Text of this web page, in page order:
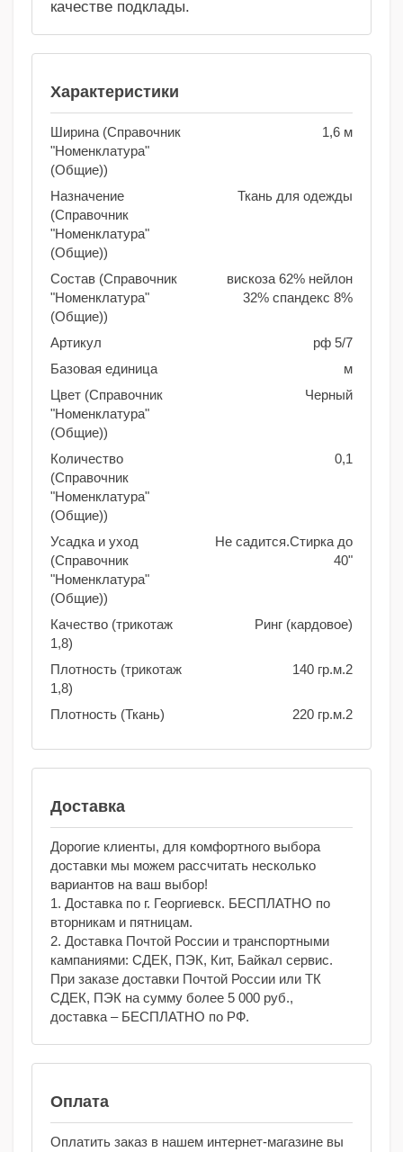
качестве подклады.
Характеристики
Ширина (Справочник
"Номенклатура"
(Общие))
1,6 м
Назначение
(Справочник
"Номенклатура"
(Общие))
Ткань для одежды
Состав (Справочник
"Номенклатура"
(Общие))
вискоза 62% нейлон
32% спандекс 8%
Артикул
рф 5/7
Базовая единица
м
Цвет (Справочник
"Номенклатура"
(Общие))
Черный
Количество
(Справочник
"Номенклатура"
(Общие))
0,1
Усадка и уход
(Справочник
"Номенклатура"
(Общие))
Не садится.Стирка до
40"
Качество (трикотаж
1,8)
Ринг (кардовое)
Плотность (трикотаж
1,8)
140 гр.м.2
Плотность (Ткань) 220 гр.м.2
Доставка
Дорогие клиенты, для комфортного выбора
доставки мы можем рассчитать несколько
вариантов на ваш выбор!
1. Доставка по г. Георгиевск. БЕСПЛАТНО по
вторникам и пятницам.
2. Доставка Почтой России и транспортными
кампаниями: СДЕК, ПЭК, Кит, Байкал сервис.
При заказе доставки Почтой России или ТК
СДЕК, ПЭК на сумму более 5 000 руб.,
доставка – БЕСПЛАТНО по РФ.
Оплата
Оплатить заказ в нашем интернет-магазине вы